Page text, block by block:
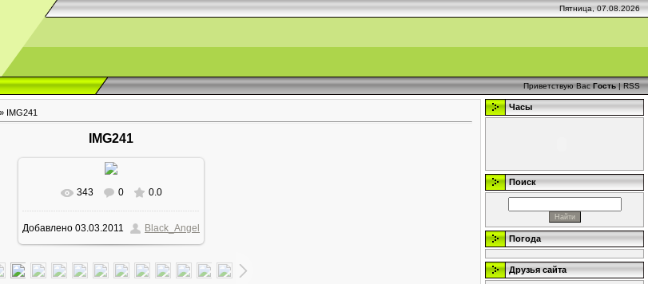
Пятница, 07.08.2026
Приветствую Вас Гость|RSS
» IMG241
IMG241
343 0 0.0
Добавлено 03.03.2011 Black_Angel
Часы
Поиск
Погода
Друзья сайта